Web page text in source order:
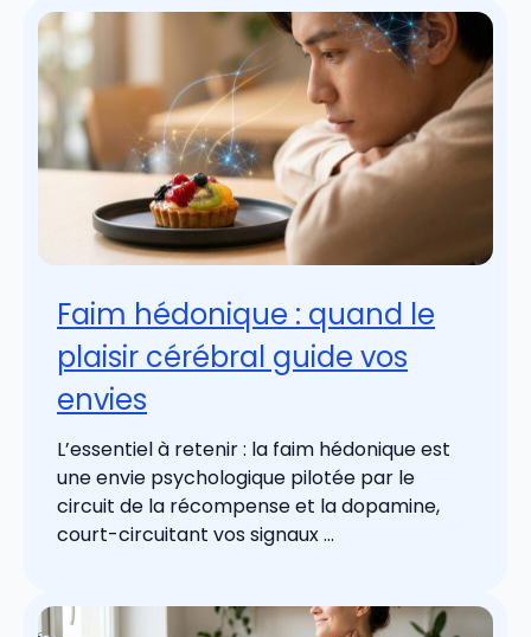
Faim hédonique : quand le
plaisir cérébral guide vos
envies
L’essentiel à retenir : la faim hédonique est
une envie psychologique pilotée par le
circuit de la récompense et la dopamine,
court-circuitant vos signaux ...